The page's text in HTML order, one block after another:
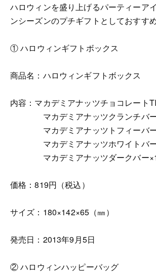
ハロウィンを盛り上げるパーティーア
ンシーズンのプチギフトとしておすす
① ハロウィンギフトボックス
商品名：ハロウィンギフトボックス
内容：マカデミアナッツチョコレート
マカデミアナッツクランチバー
マカデミアナッツトフィーバー
マカデミアナッツホワイトバー
マカデミアナッツダークバー
価格：819円（税込）
サイズ：180×142×65（㎜）
発売日：2013年9月5日
② ハロウィンハッピーバッグ